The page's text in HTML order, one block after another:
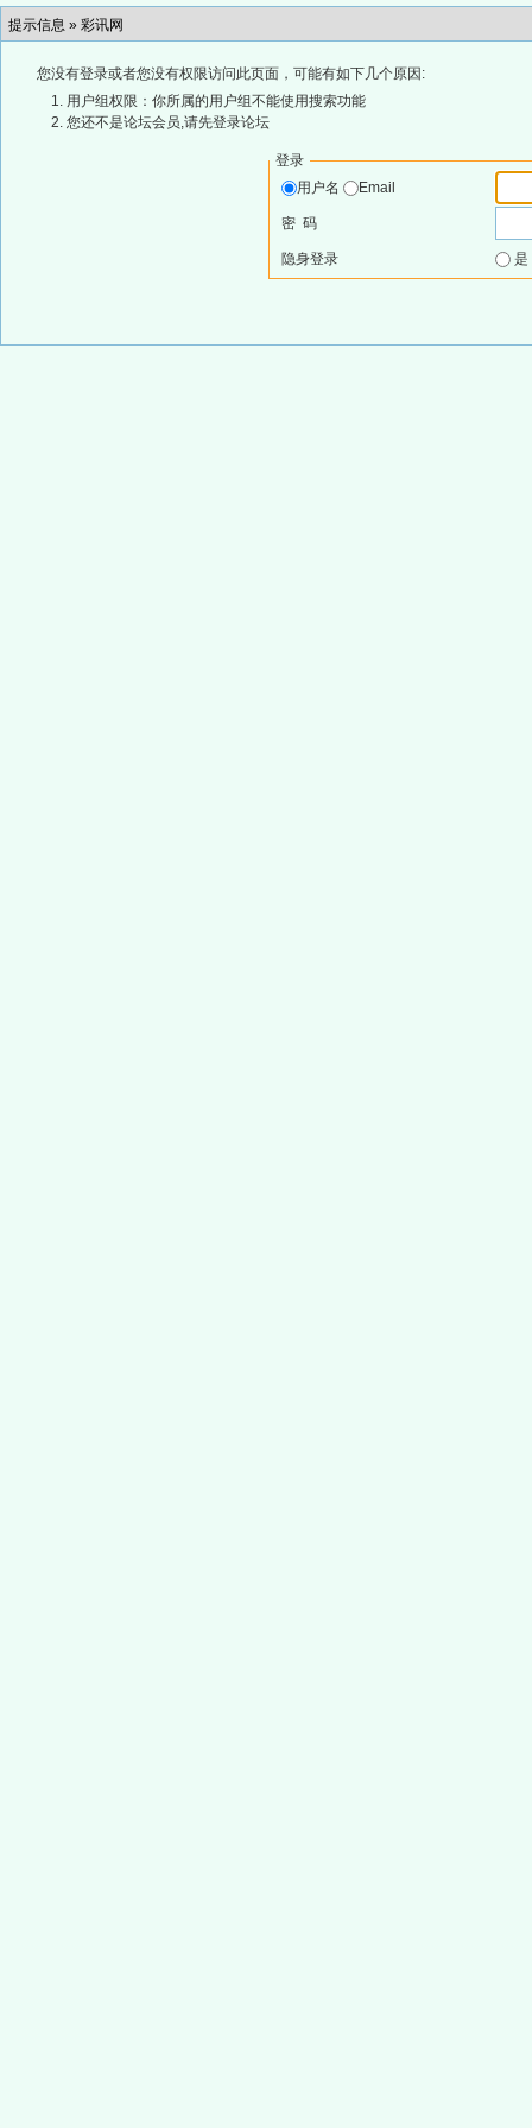
提示信息 » 彩讯网
您没有登录或者您没有权限访问此页面，可能有如下几个原因:
用户组权限：你所属的用户组不能使用搜索功能
您还不是论坛会员,请先登录论坛
登录
用户名
Email
密 码
隐身登录